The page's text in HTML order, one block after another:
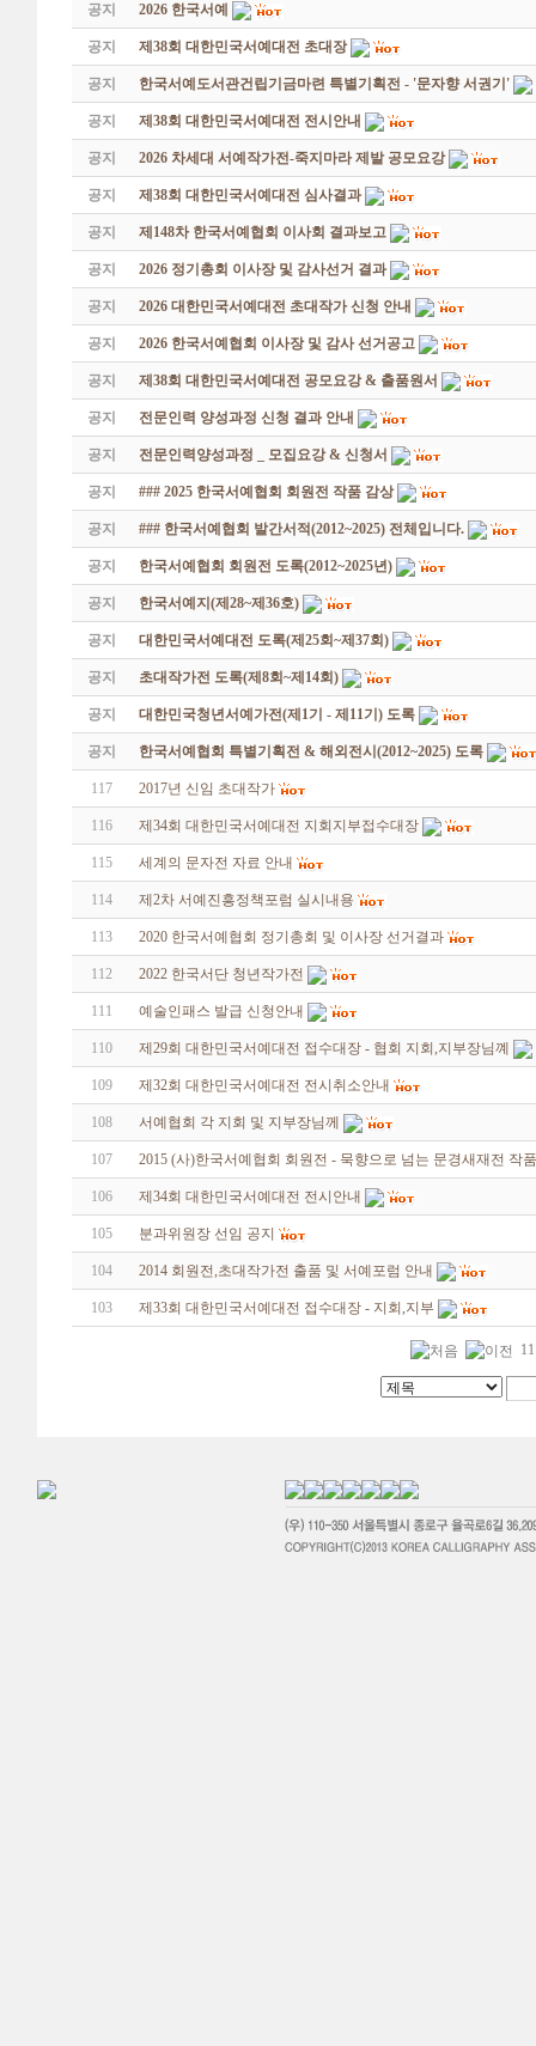
공지 2026 한국서예
공지 제38회 대한민국서예대전 초대장
공지 한국서예도서관건립기금마련 특별기획전 - '문자향 서권기'
공지 제38회 대한민국서예대전 전시안내
공지 2026 차세대 서예작가전-죽지마라 제발 공모요강
공지 제38회 대한민국서예대전 심사결과
공지 제148차 한국서예협회 이사회 결과보고
공지 2026 정기총회 이사장 및 감사선거 결과
공지 2026 대한민국서예대전 초대작가 신청 안내
공지 2026 한국서예협회 이사장 및 감사 선거공고
공지 제38회 대한민국서예대전 공모요강 & 출품원서
공지 전문인력 양성과정 신청 결과 안내
공지 전문인력양성과정 _ 모집요강 & 신청서
공지 ### 2025 한국서예협회 회원전 작품 감상
공지 ### 한국서예협회 발간서적(2012~2025) 전체입니다.
공지 한국서예협회 회원전 도록(2012~2025년)
공지 한국서예지(제28~제36호)
공지 대한민국서예대전 도록(제25회~제37회)
공지 초대작가전 도록(제8회~제14회)
공지 대한민국청년서예가전(제1기 - 제11기) 도록
공지 한국서예협회 특별기획전 & 해외전시(2012~2025) 도록
117 2017년 신임 초대작가
116 제34회 대한민국서예대전 지회지부접수대장
115 세계의 문자전 자료 안내
114 제2차 서예진흥정책포럼 실시내용
113 2020 한국서예협회 정기총회 및 이사장 선거결과
112 2022 한국서단 청년작가전
111 예술인패스 발급 신청안내
110 제29회 대한민국서예대전 접수대장 - 협회 지회,지부장님꼐
109 제32회 대한민국서예대전 전시취소안내
108 서예협회 각 지회 및 지부장님께
107 2015 (사)한국서예협회 회원전 - 묵향으로 넘는 문경새재전 작
106 제34회 대한민국서예대전 전시안내
105 분과위원장 선임 공지
104 2014 회원전,초대작가전 출품 및 서예포럼 안내
103 제33회 대한민국서예대전 접수대장 - 지회,지부
11